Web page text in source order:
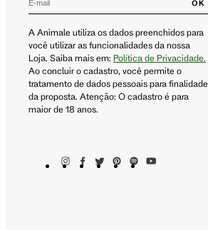
OK
A Animale utiliza os dados preenchidos para
você utilizar as funcionalidades da nossa
Loja. Saiba mais em: Política de Privacidade.
Ao concluir o cadastro, você permite o
tratamento de dados pessoais para finalidade
da proposta. Atenção: O cadastro é para
maior de 18 anos.